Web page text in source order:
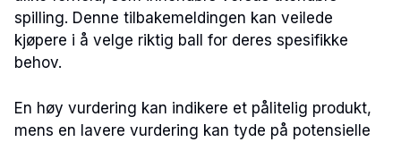
spilling. Denne tilbakemeldingen kan veilede
kjøpere i å velge riktig ball for deres spesifikke
behov.
En høy vurdering kan indikere et pålitelig produkt,
mens en lavere vurdering kan tyde på potensielle